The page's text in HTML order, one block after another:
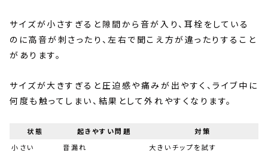
サイズが小さすぎると隙間から音が入り、耳栓をしている
のに高音が刺さったり、左右で聞こえ方が違ったりすること
があります。
サイズが大きすぎると圧迫感や痛みが出やすく、ライブ中に
何度も触ってしまい、結果として外れやすくなります。
状態 起きやすい問題
対策
小さい
音漏れ
大きいチップを試す